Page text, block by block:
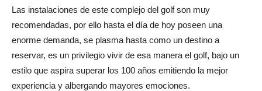
Las instalaciones de este complejo del golf son muy
recomendadas, por ello hasta el día de hoy poseen una
enorme demanda, se plasma hasta como un destino a
reservar, es un privilegio vivir de esa manera el golf, bajo un
estilo que aspira superar los 100 años emitiendo la mejor
experiencia y albergando mayores emociones.